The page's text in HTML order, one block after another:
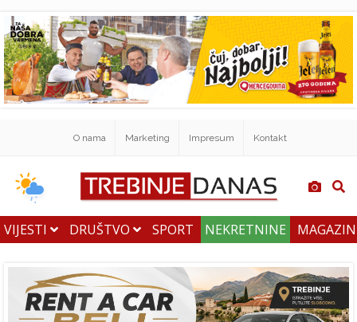
O nama Marketing Impresum Kontakt
VIJESTI DRUŠTVO SPORT NEKRETNINE